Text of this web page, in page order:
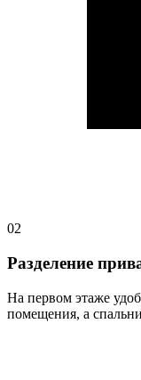
02
Разделение
На первом этаже
помещения, а